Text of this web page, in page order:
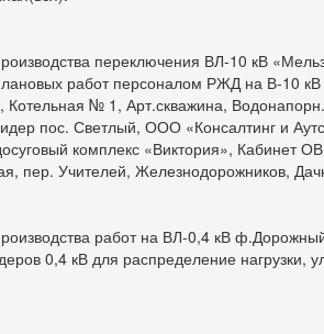
переключения ВЛ-10 кВ
работ персоналом РЖД на В-10
№ 1, Арт.скважина,
пос. Светлый, ООО «Консалтинг и
комплекс «Виктория», Кабинет
пер. Учителей, Железнодорожников,
работ на ВЛ-0,4 кВ
0,4 кВ для распределение нагрузки,